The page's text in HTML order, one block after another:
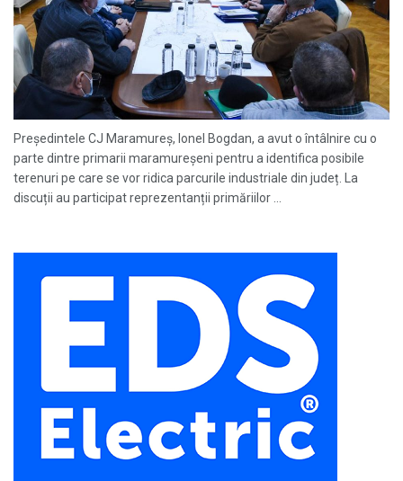
Președintele CJ Maramureș, Ionel Bogdan, a avut o întâlnire cu o
parte dintre primarii maramureșeni pentru a identifica posibile
terenuri pe care se vor ridica parcurile industriale din județ. La
discuții au participat reprezentanții primăriilor ...